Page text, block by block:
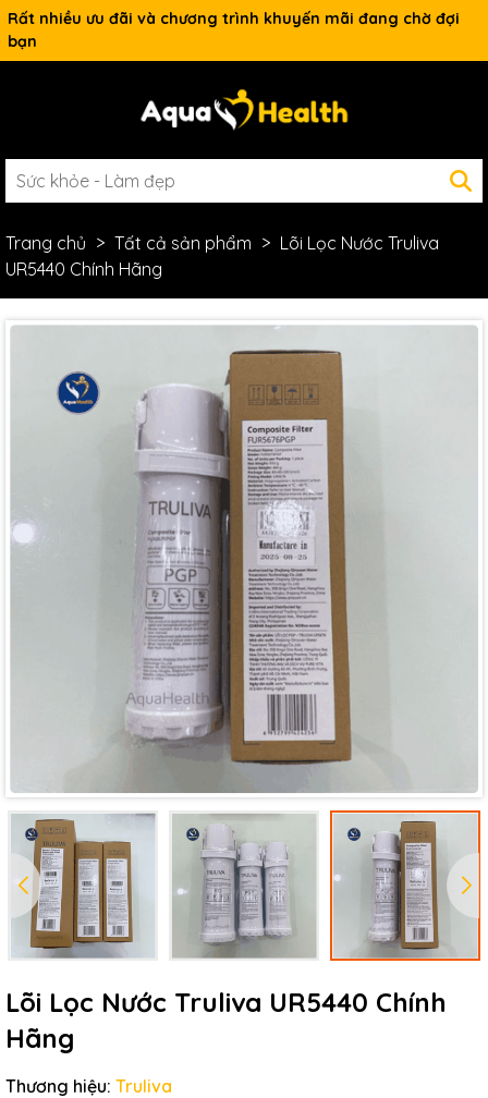
Rất nhiều ưu đãi và chương trình khuyến mãi đang chờ đợi
bạn
Trang chủ Tất cả sản phẩm
Lõi Lọc Nước Truliva
UR5440 Chính Hãng
Lõi Lọc Nước Truliva UR5440 Chính
Hãng
Thương hiệu: Truliva
Mã giảm giá:
Ngày hết hạn:
Điều kiện: